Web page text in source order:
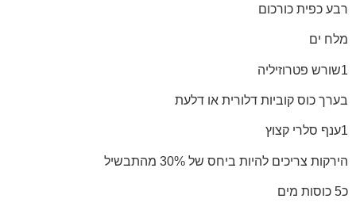
רבע כפית כורכום
מלח ים
1שורש פטרוזיליה
בערך כוס קוביות דלורית או דלעת
1ענף סלרי קצוץ
הירקות צריכים להיות ביחס של 30% מהתבשיל
כ5 כוסות מים